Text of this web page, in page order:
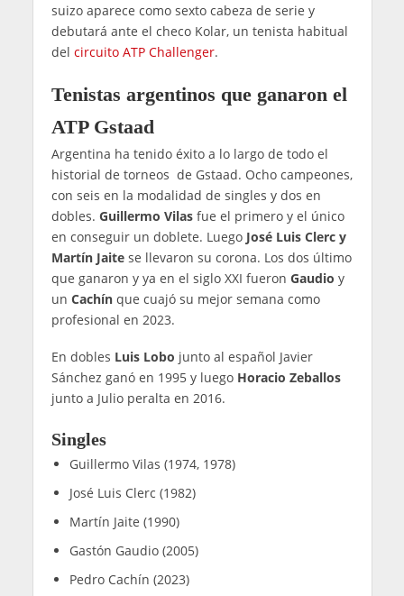
suizo aparece como sexto cabeza de serie y
debutará ante el checo Kolar, un tenista habitual
del circuito ATP Challenger.
Tenistas argentinos que ganaron el
ATP Gstaad
Argentina ha tenido éxito a lo largo de todo el
historial de torneos de Gstaad. Ocho campeones,
con seis en la modalidad de singles y dos en
dobles. Guillermo Vilasfue el primero y el único
en conseguir un doblete. Luego José Luis Clerc y
Martín Jaitese llevaron su corona. Los dos último
que ganaron y ya en el siglo XXI fueron Gaudio y
un Cachín que cuajó su mejor semana como
profesional en 2023.
En dobles Luis Lobo junto al español Javier
Sánchez ganó en 1995 y luego Horacio Zeballos
junto a Julio peralta en 2016.
Singles
Guillermo Vilas (1974, 1978)
José Luis Clerc (1982)
Martín Jaite (1990)
Gastón Gaudio (2005)
Pedro Cachín (2023)